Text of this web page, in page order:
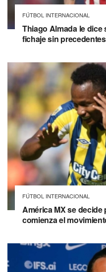
FÚTBOL INTERNACIONAL
Thiago Almada le dice
fichaje sin precedentes
FÚTBOL INTERNACIONAL
América MX se
comienza el